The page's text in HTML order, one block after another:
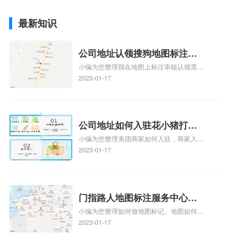
最新知识
公司地址认领搜狗地图标注多
久审核？公司地址认领地图标
注多久审核？
小编为您整理我在地图上标注审核认领需要
多久、我在地图上标注审核认领需要多久
情可查看下方正文！
2023-01-17
公司地址如何入驻花小猪打车
地图标记？指路人地图标注服
务中心铺如何入驻花小猪打车
小编为您整理美团商家如何入驻，商家入驻
教程、商家如何入驻地图、如何入驻地:、
2023-01-17
门指路人地图标注服务中心如
何做花小猪打车地图位置标
记？门指路人地图标注服务中
小编为您整理如何做地图标记、地图如何做
标记、so搜街景中如何做标记、360e启花贷
2023-01-17